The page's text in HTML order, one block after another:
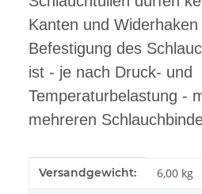
Kanten und
Befestigung des
ist - je nach Druck- und
Temperaturbelastung -
mehreren
Produkteigenschaft
Wert
Versandgewicht: 6,00 kg